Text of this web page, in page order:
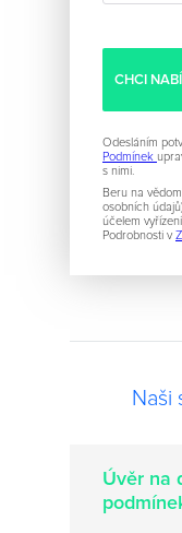
Odesláním
Podmínek
s nimi.
Beru na
osobních
účelem
Podrobnosti v
Naši
Úvěr na